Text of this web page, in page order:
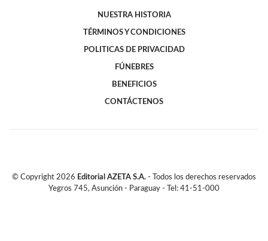
NUESTRA HISTORIA
TÉRMINOS Y CONDICIONES
POLITICAS DE PRIVACIDAD
FÚNEBRES
BENEFICIOS
CONTÁCTENOS
© Copyright 2026 Editorial AZETA S.A. - Todos los derechos reservados
Yegros 745, Asunción - Paraguay - Tel: 41-51-000